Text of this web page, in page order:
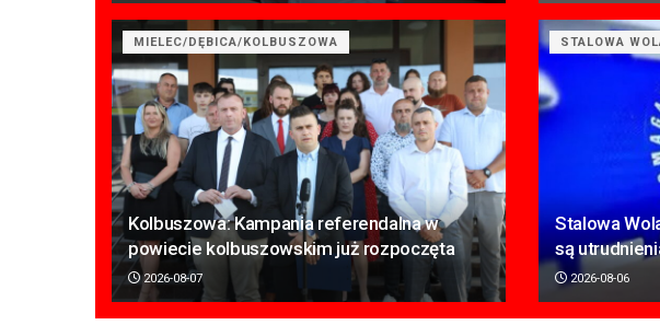
MIELEC/DĘBICA/KOLBUSZOWA
Kolbuszowa: Kampania referendalna w
powiecie kolbuszowskim już rozpoczęta
2026-08-07
STALOWA
Stalowa
są
2026-08-06